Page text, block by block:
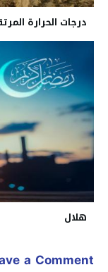
درجات الحرارة
هلال
a Comment